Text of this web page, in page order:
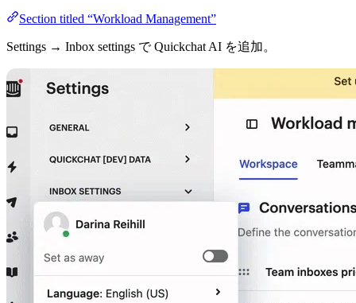
Section titled “Workload Management”
Settings → Inbox settings で Quickchat AI を追加。